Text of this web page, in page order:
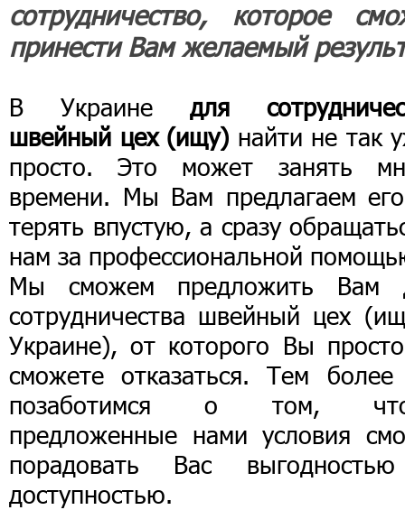
сотрудничество, которое
принести Вам желаемый
В Украине для
швейный цех (ищу) найти не так
просто. Это может занять
времени. Мы Вам предлагаем
терять впустую, а сразу
нам за профессиональной
Мы сможем предложить Вам
сотрудничества швейный цех
Украине), от которого Вы
сможете отказаться. Тем
позаботимся о том,
предложенные нами условия
порадовать Вас
доступностью.